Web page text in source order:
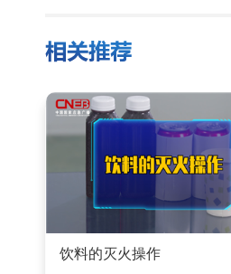
饮料的灭火操作